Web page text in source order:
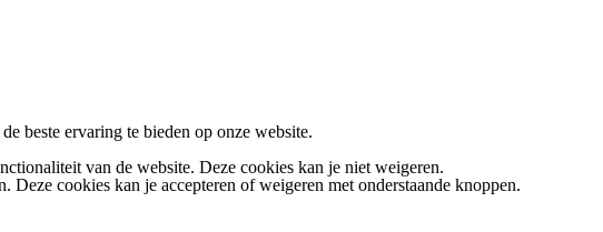
beste ervaring te bieden op onze website.
van de website. Deze cookies kan je niet weigeren.
cookies kan je accepteren of weigeren met onderstaande knoppen.